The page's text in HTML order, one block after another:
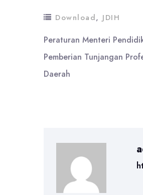
Download, JDIH
Peraturan Menteri
Pemberian Tunjangan
Daerah